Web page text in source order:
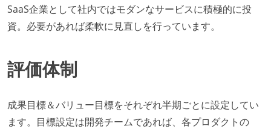
SaaS企業として社内ではモダンなサービスに積極的に投
資。必要があれば柔軟に見直しを行っています。
評価体制
成果目標＆バリュー目標をそれぞれ半期ごとに設定してい
ます。目標設定は開発チームであれば、各プロダクトの